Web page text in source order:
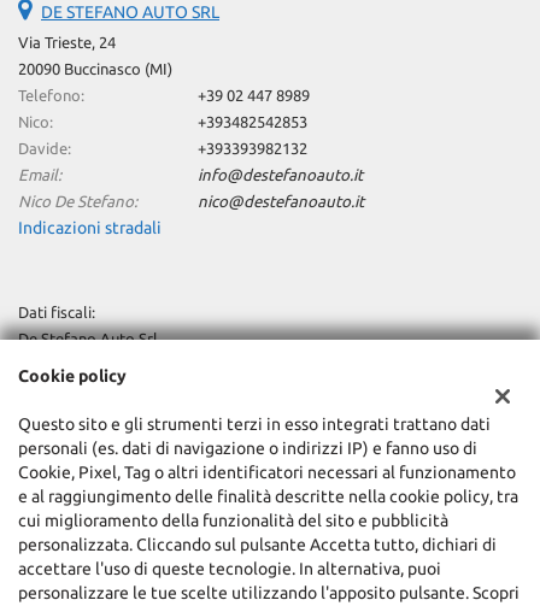
DE STEFANO AUTO SRL
Via Trieste, 24
20090 Buccinasco (MI)
Telefono:
+39 02 447 8989
Nico:
+393482542853
Davide:
+393393982132
Email:
info@destefanoauto.it
Nico De Stefano:
nico@destefanoauto.it
Indicazioni stradali
Dati fiscali:
De Stefano Auto Srl
Via Trieste, 24, Buccinasco (MI)
Registro delle imprese:MI
REA:MI-1577629
Capitale sociale: € €10.000 i.v.
Cookie policy
Questo sito e gli strumenti terzi in esso integrati trattano dati
personali (es. dati di navigazione o indirizzi IP) e fanno uso di
Cookie, Pixel, Tag o altri identificatori necessari al funzionamento
e al raggiungimento delle finalità descritte nella cookie policy, tra
cui miglioramento della funzionalità del sito e pubblicità
personalizzata. Cliccando sul pulsante Accetta tutto, dichiari di
accettare l'uso di queste tecnologie. In alternativa, puoi
personalizzare le tue scelte utilizzando l'apposito pulsante. Scopri